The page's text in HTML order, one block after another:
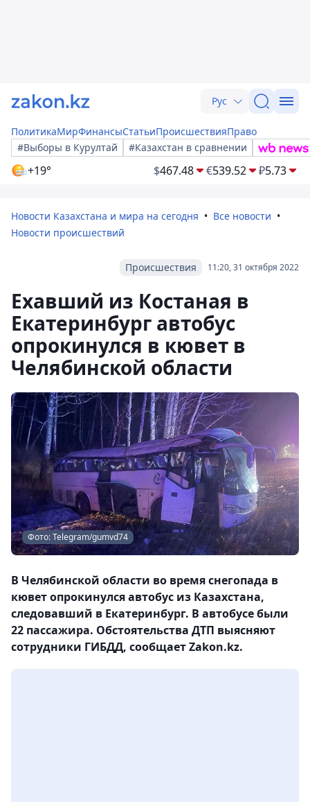
Рус
ПолитикаМирФинансыСтатьиПроисшествияПраво
#Выборы в Курултай
#Казахстан в сравнении
+19° $467.48 €539.52 ₽5.73
Новости Казахстана и мира на сегодня
Все новости
Новости происшествий
11:20, 31 октября 2022
Происшествия
Ехавший из Костаная в
Екатеринбург автобус
опрокинулся в кювет в
Челябинской области
Фото: Telegram/gumvd74
В Челябинской области во время снегопада в
кювет опрокинулся автобус из Казахстана,
следовавший в Екатеринбург. В автобусе были
22 пассажира. Обстоятельства ДТП выясняют
сотрудники ГИБДД, сообщает Zakon.kz.